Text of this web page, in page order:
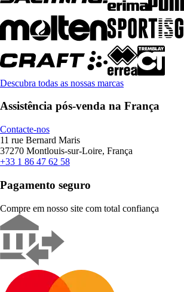
Descubra todas as nossas marcas
Assistência pós-venda na França
Contacte-nos
11 rue Bernard Maris
37270 Montlouis-sur-Loire, França
+33 1 86 47 62 58
Pagamento seguro
Compre em nosso site com total confiança